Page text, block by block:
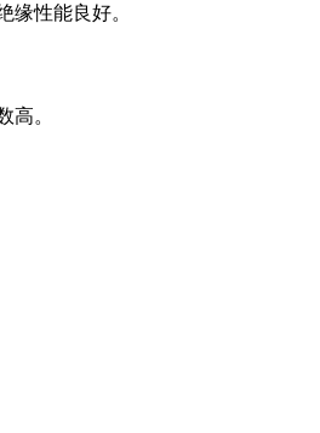
性能良好。
高。